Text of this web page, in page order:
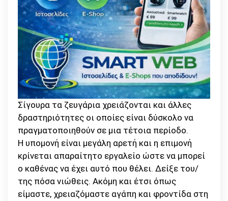
Σίγουρα τα ζευγάρια χρειάζονται και άλλες
δραστηριότητες οι οποίες είναι δύσκολο να
πραγματοποιηθούν σε μια τέτοια περίοδο.
Η υπομονή είναι μεγάλη αρετή και η επιμονή
κρίνεται απαραίτητο εργαλείο ώστε να μπορεί
ο καθένας να έχει αυτό που θέλει. Δείξε του/
της πόσα νιώθεις. Ακόμη και έτσι όπως
είμαστε, χρειαζόμαστε αγάπη και φροντίδα στη